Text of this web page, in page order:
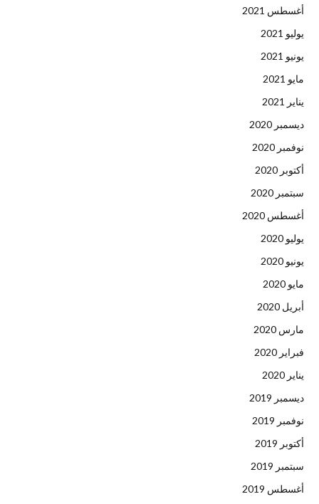
أغسطس 2021
يوليو 2021
يونيو 2021
مايو 2021
يناير 2021
ديسمبر 2020
نوفمبر 2020
أكتوبر 2020
سبتمبر 2020
أغسطس 2020
يوليو 2020
يونيو 2020
مايو 2020
أبريل 2020
مارس 2020
فبراير 2020
يناير 2020
ديسمبر 2019
نوفمبر 2019
أكتوبر 2019
سبتمبر 2019
أغسطس 2019